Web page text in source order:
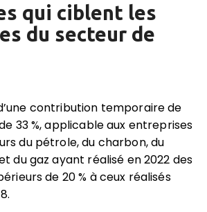
qui ciblent les
du secteur de
contribution temporaire de
33 %, applicable aux entreprises
du pétrole, du charbon, du
du gaz ayant réalisé en 2022 des
de 20 % à ceux réalisés